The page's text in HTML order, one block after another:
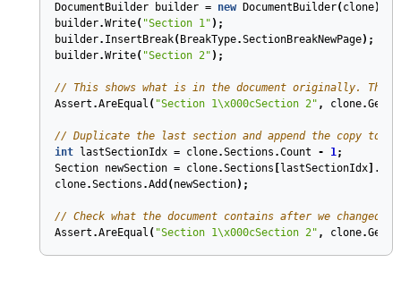
DocumentBuilder
builder = new DocumentBuilder( clone);
builder.Write( "Section 1" );
builder. InsertBreak( BreakType.SectionBreakNewPage);
builder.Write( "Section 2" );
// This shows what is in the document originally. The
Assert .AreEqual ( "Section 1\x000cSection 2" , clone.
// Duplicate the last section and append the copy to
int
lastSectionIdx = clone.Sections .Count - 1;
Section newSection = clone.Sections lastSectionIdx].
clone.Sections .Add ( newSection);
// Check what the document contains after we changed
Assert .AreEqual ( "Section 1\x000cSection 2" , clone.